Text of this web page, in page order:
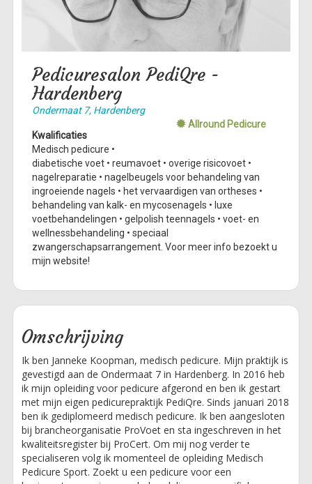
Pedicuresalon PediQre -
Hardenberg
Allround Pedicure
Ondermaat 7, Hardenberg
Kwalificaties
Medisch pedicure •
diabetische voet • reumavoet • overige risicovoet •
nagelreparatie • nagelbeugels voor behandeling van
ingroeiende nagels • het vervaardigen van ortheses •
behandeling van kalk- en mycosenagels • luxe
voetbehandelingen • gelpolish teennagels • voet- en
wellnessbehandeling • speciaal
zwangerschapsarrangement. Voor meer info bezoekt u
mijn website!
Omschrijving
Ik ben Janneke Koopman, medisch pedicure. Mijn praktijk is
gevestigd aan de Ondermaat 7 in Hardenberg. In 2016 heb
ik mijn opleiding voor pedicure afgerond en ben ik gestart
met mijn eigen pedicurepraktijk PediQre. Sinds januari 2018
ben ik gediplomeerd medisch pedicure. Ik ben aangesloten
bij brancheorganisatie ProVoet en sta ingeschreven in het
kwaliteitsregister bij ProCert. Om mij nog verder te
specialiseren volg ik momenteel de opleiding Medisch
Pedicure Sport. Zoekt u een pedicure voor een